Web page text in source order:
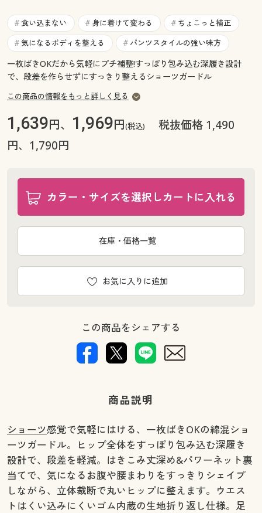
お気に入り
サポート
ご利用ガイド
ご利用ガイド
よくある質問とお問い合わせ
# 食い込まない # 身に着けて変わる # ちょこっと補正
# 気になるボディを整える # パンツスタイルの強い味方
一枚ばきOKだから気軽にプチ補整!すっぽり包み込む深履き設計
で、段差を作らせずにすっきり整えるショーツガードル
この商品の情報をもっと詳しく見る
1,639円、 1,969円(税込)
税抜価格 1,490
円、1,790円
カラー・サイズを選択しカートに入れる
お気に入りに追加
在庫・価格一覧
この商品をシェアする
商品説明
ショーツ感覚で気軽にはける、一枚ばきOKの綿混ショ
ーツガードル。ヒップ全体をすっぽり包み込む深履き
設計で、段差を軽減。はきこみ丈深め&パワーネット裏
当てで、気になるお腹や腰まわりをすっきりシェイプ
しながら、立体裁断で丸いヒップに整えます。ウエス
トはくい込みにくいゴム内蔵の生地折り返し仕様。足